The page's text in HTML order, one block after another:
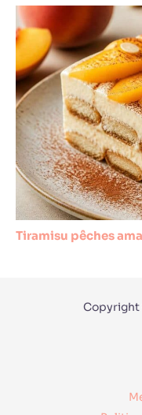
Tiramisu pêches
Copyright